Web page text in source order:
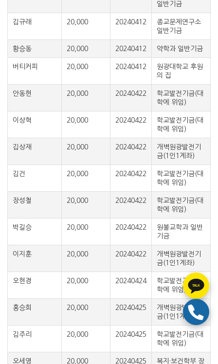
일반기금
김규래 20,000 20240412
종교문제연구소
일반기금
황승동 20,000 20240412 약학과 일반기금
버티커피 20,000 20240412
원광대학교 후원
의 집
안동현 20,000 20240422
학교발전기금(대
학에 위임)
이상혁 20,000 20240422
학교발전기금(대
학에 위임)
김상재 20,000 20240422
개벽원광발전기
금(1인1계좌)
김건 20,000 20240422
학교발전기금(대
학에 위임)
장성철 20,000 20240422
학교발전기금(대
학에 위임)
박길승 20,000 20240422
원불교학과 일반
기금
이지훈 20,000 20240422
개벽원광발전기
금(1인1계좌)
오현경 20,000 20240424
학교발전기금(대
학에 위임)
홍승희 20,000 20240425
개벽원광발전기
금(1인1계좌)
김주리 20,000 20240425
학교발전기금(대
학에 위임)
오세영 20,000 20240425 복지·보건학부 장
TALK